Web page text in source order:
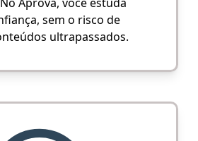
sem o risco de
ultrapassados.